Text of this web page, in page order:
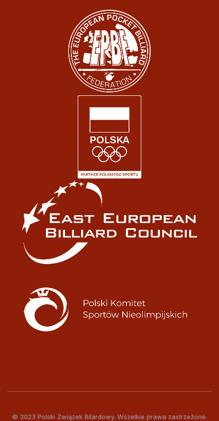
© 2023 Polski Związek Bilardowy. Wszelkie prawa zastrzeżone.